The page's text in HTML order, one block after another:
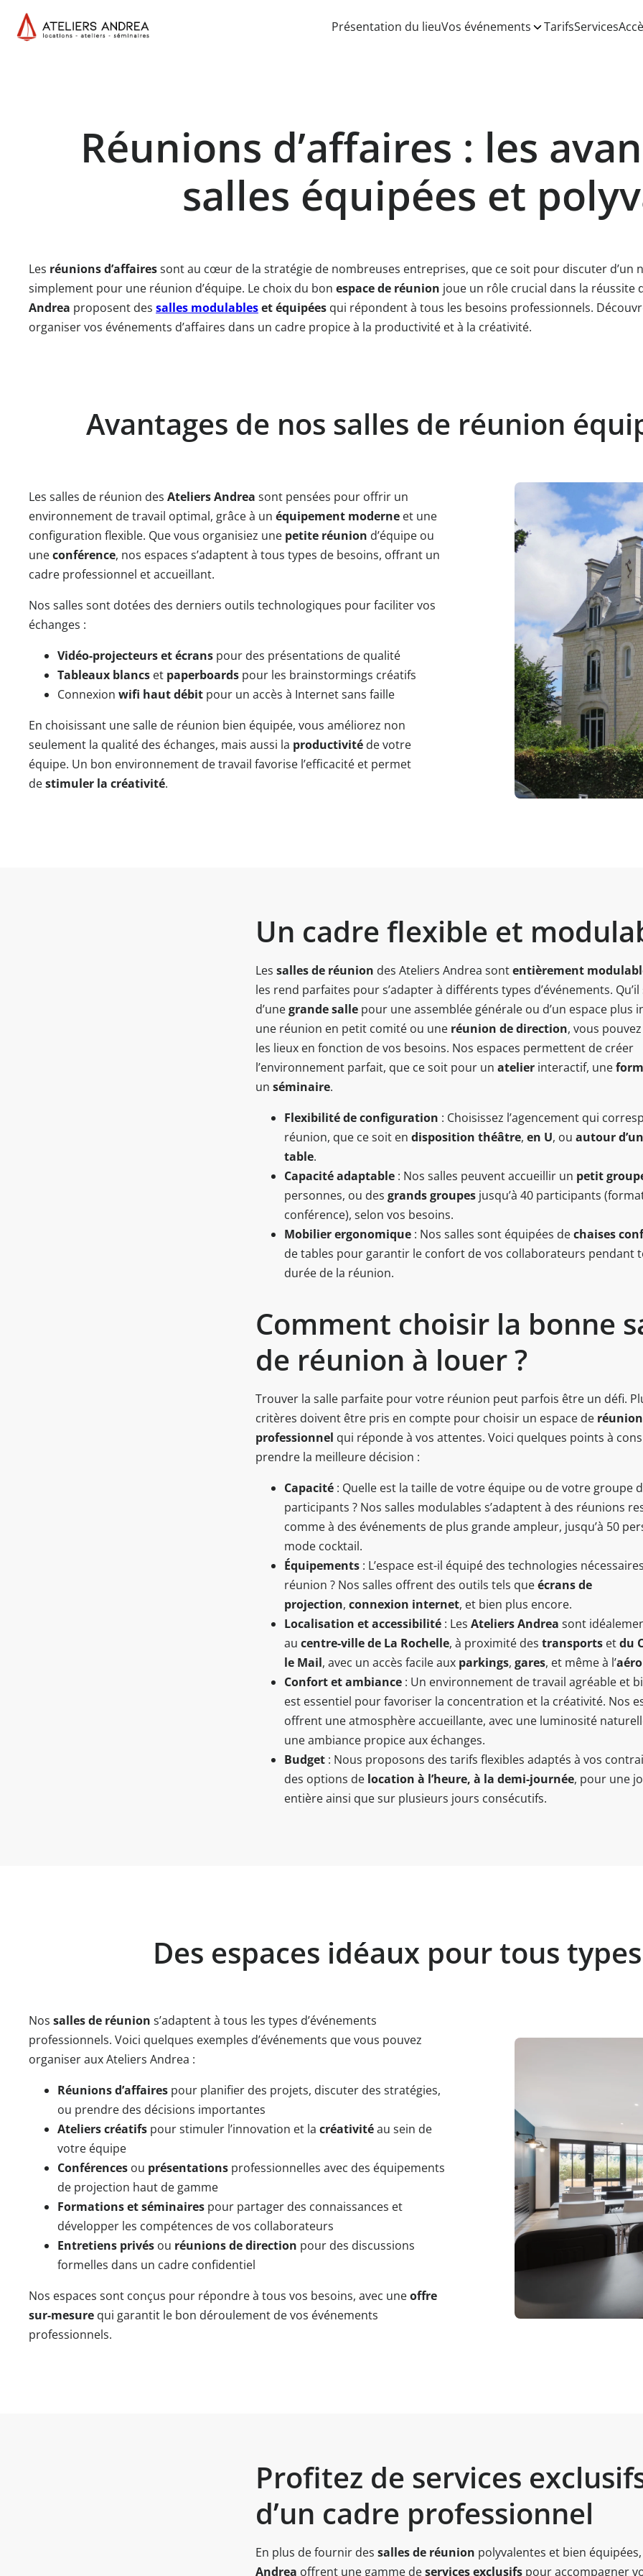
Présentation du lieuVos événements TarifsServices
Réunions d’affaires : les
salles équipées et
Les réunions d’affairessont au cœur de la stratégie de nombreuses entreprises, que ce soit pour discuter d’un
simplement pour une réunion d’équipe. Le choix du bon espace de réunion joue un rôle crucial dans la réussite
Andrea proposent des salles modulableset équipées qui répondent à tous les besoins professionnels.
organiser vos événements d’affaires dans un cadre propice à la productivité et à la créativité.
Avantages de nos salles de réunion
Les salles de réunion des Ateliers Andrea sont pensées pour offrir un
environnement de travail optimal, grâce à un équipement moderne et une
configuration flexible. Que vous organisiez une petite réunion d’équipe ou
uneconférence, nos espaces s’adaptent à tous types de besoins, offrant un
cadre professionnel et accueillant.
Nos salles sont dotées des derniers outils technologiques pour faciliter vos
échanges :
Vidéo-projecteurs et écrans pour des présentations de qualité
Tableaux blancs et paperboards pour les brainstormings créatifs
Connexion wifi haut débit pour un accès à Internet sans faille
En choisissant une salle de réunion bien équipée, vous améliorez non
seulement la qualité des échanges, mais aussi la productivité de votre
équipe. Un bon environnement de travail favorise l’efficacité et permet
destimuler la créativité.
Un cadre flexible et
Les salles de réunion des Ateliers Andrea sontentièrement
les rend parfaites pour s’adapter à différents types d’événements. Qu’il
d’unegrande salle pour une assemblée générale ou d’un espace plus
une réunion en petit comité ou une réunion de direction, vous
les lieux en fonction de vos besoins. Nos espaces permettent de créer
l’environnement parfait, que ce soit pour un atelier interactif, une
un séminaire.
Flexibilité de configuration : Choisissez l’agencement qui
réunion, que ce soit en disposition théâtre, en U, ou autour
table.
Capacité adaptable : Nos salles peuvent accueillir un petit
personnes, ou des grands groupes jusqu’à 40 participants
conférence), selon vos besoins.
Mobilier ergonomique : Nos salles sont équipées dechaises
de tables pour garantir le confort de vos collaborateurs pendant
durée de la réunion.
Comment choisir la bonne
de réunion à louer ?
Trouver la salle parfaite pour votre réunion peut parfois être un défi.
critères doivent être pris en compte pour choisir un espace de réunion
professionnel qui réponde à vos attentes. Voici quelques points à
prendre la meilleure décision :
Capacité : Quelle est la taille de votre équipe ou de votre groupe
participants ? Nos salles modulables s’adaptent à des réunions
comme à des événements de plus grande ampleur, jusqu’à 50
mode cocktail.
Équipements : L’espace est-il équipé des technologies
réunion ? Nos salles offrent des outils tels queécrans de
projection, connexion internet, et bien plus encore.
Localisation et accessibilité : Les Ateliers Andrea sont
au centre-ville de La Rochelle, à proximité des transports etdu
le Mail, avec un accès facile aux parkings, gares, et même à l’
Confort et ambiance : Un environnement de travail agréable et
est essentiel pour favoriser la concentration et la créativité. Nos
offrent une atmosphère accueillante, avec une luminosité
une ambiance propice aux échanges.
Budget : Nous proposons des tarifs flexibles adaptés à vos
des options de location à l’heure, à la demi-journée, pour une
entière ainsi que sur plusieurs jours consécutifs.
Des espaces idéaux pour tous
Nos salles de réunion s’adaptent à tous les types d’événements
professionnels. Voici quelques exemples d’événements que vous pouvez
organiser aux Ateliers Andrea :
Réunions d’affaires pour planifier des projets, discuter des stratégies,
ou prendre des décisions importantes
Ateliers créatifs pour stimuler l’innovation et la créativitéau sein de
votre équipe
Conférences ou présentations professionnelles avec des équipements
de projection haut de gamme
Formations et séminaires pour partager des connaissances et
développer les compétences de vos collaborateurs
Entretiens privés ou réunions de direction pour des discussions
formelles dans un cadre confidentiel
Nos espaces sont conçus pour répondre à tous vos besoins, avec uneoffre
sur-mesure qui garantit le bon déroulement de vos événements
professionnels.
Profitez de services
d’un cadre professionnel
En plus de fournir des salles de réunion polyvalentes et bien
Andrea offrent une gamme deservices exclusifs pour accompagner